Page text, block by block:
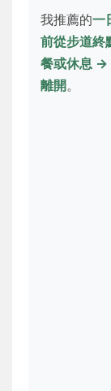
我推薦的一
前從步道終
餐或休息 →
離開。